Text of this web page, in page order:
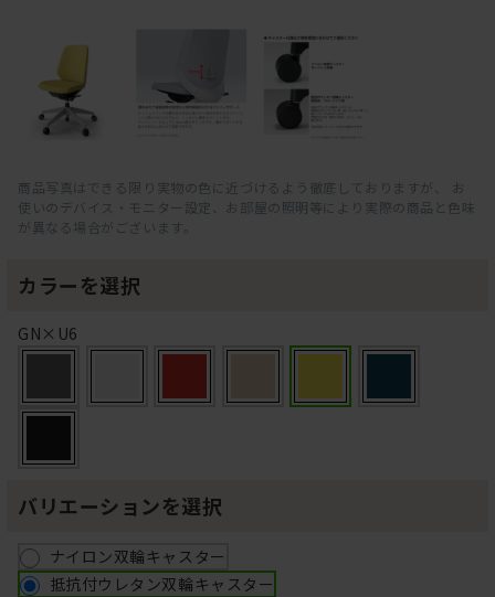
商品写真はできる限り実物の色に近づけるよう徹底しておりますが、 お
使いのデバイス・モニター設定、お部屋の照明等により実際の商品と色味
が異なる場合がございます。
カラーを選択
GN×U6
バリエーションを選択
ナイロン双輪キャスター
抵抗付ウレタン双輪キャスター